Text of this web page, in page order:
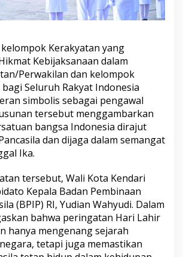
Kerakyatan yang
Kebijaksanaan dalam
Perwakilan dan kelompok
bagi Seluruh Rakyat Indonesia
simbolis sebagai pengawal
tersebut menggambarkan
bangsa Indonesia dirajut
dan dijaga dalam semangat
Ika.
tersebut, Wali Kota Kendari
Kepala Badan Pembinaan
(BPIP) RI, Yudian Wahyudi. Dalam
bahwa peringatan Hari Lahir
hanya mengenang sejarah
tetapi juga memastikan